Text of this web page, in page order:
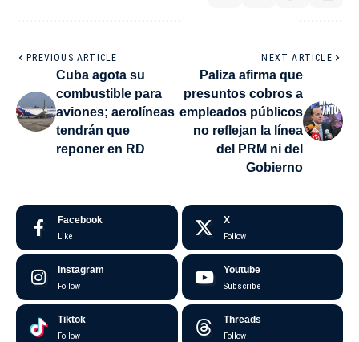
PREVIOUS ARTICLE
Cuba agota su
combustible para
aviones; aerolíneas
tendrán que
reponer en RD
NEXT ARTICLE
Paliza afirma que
presuntos cobros a
empleados públicos
no reflejan la línea
del PRM ni del
Gobierno
Facebook
Like
X
Follow
Instagram
Follow
Youtube
Subscribe
Tiktok
Follow
Threads
Follow